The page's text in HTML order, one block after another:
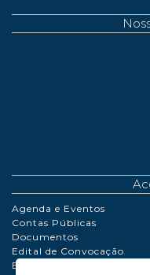
Agenda e Eventos
Contas Públicas
Documentos
Edital de Convocação
Extrato de Contrato